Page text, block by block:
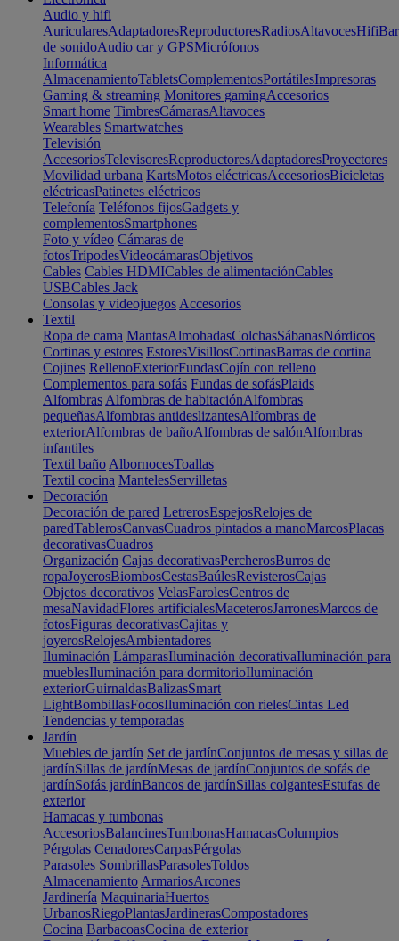
Audio y hifi
AuricularesAdaptadoresReproductoresRadiosAltavocesHifi
de sonidoAudio car y GPSMicrófonos
Informática
AlmacenamientoTabletsComplementosPortátilesImpresoras
Gaming & streaming Monitores gamingAccesorios
Smart home TimbresCámarasAltavoces
Wearables Smartwatches
Televisión
AccesoriosTelevisoresReproductoresAdaptadoresProyectores
Movilidad urbana KartsMotos eléctricasAccesoriosBicicletas
eléctricasPatinetes eléctricos
Telefonía Teléfonos fijosGadgets y
complementosSmartphones
Foto y vídeo Cámaras de
fotosTrípodesVideocámarasObjetivos
Cables Cables HDMICables de alimentaciónCables
USBCables Jack
Consolas y videojuegos Accesorios
Textil
Ropa de cama MantasAlmohadasColchasSábanasNórdicos
Cortinas y estores EstoresVisillosCortinasBarras de cortina
Cojines RellenoExteriorFundasCojín con relleno
Complementos para sofás Fundas de sofásPlaids
Alfombras Alfombras de habitaciónAlfombras
pequeñasAlfombras antideslizantesAlfombras de
exteriorAlfombras de bañoAlfombras de salónAlfombras
infantiles
Textil baño AlbornocesToallas
Textil cocina MantelesServilletas
Decoración
Decoración de pared LetrerosEspejosRelojes de
paredTablerosCanvasCuadros pintados a manoMarcosPlacas
decorativasCuadros
Organización Cajas decorativasPercherosBurros de
ropaJoyerosBiombosCestasBaúlesRevisterosCajas
Objetos decorativos VelasFarolesCentros de
mesaNavidadFlores artificialesMaceterosJarronesMarcos de
fotosFiguras decorativasCajitas y
joyerosRelojesAmbientadores
Iluminación LámparasIluminación decorativaIluminación para
mueblesIluminación para dormitorioIluminación
exteriorGuirnaldasBalizasSmart
LightBombillasFocosIluminación con rielesCintas Led
Tendencias y temporadas
Jardín
Muebles de jardín Set de jardínConjuntos de mesas y sillas de
jardínSillas de jardínMesas de jardínConjuntos de sofás de
jardínSofás jardínBancos de jardínSillas colgantesEstufas de
exterior
Hamacas y tumbonas
AccesoriosBalancinesTumbonasHamacasColumpios
Pérgolas CenadoresCarpasPérgolas
Parasoles SombrillasParasolesToldos
Almacenamiento ArmariosArcones
Jardinería MaquinariaHuertos
UrbanosRiegoPlantasJardinerasCompostadores
Cocina BarbacoasCocina de exterior